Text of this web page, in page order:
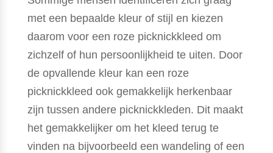
met een bepaalde kleur of stijl en kiezen
daarom voor een roze picknickkleed om
zichzelf of hun persoonlijkheid te uiten. Door
de opvallende kleur kan een roze
picknickkleed ook gemakkelijk herkenbaar
zijn tussen andere picknickkleden. Dit maakt
het gemakkelijker om het kleed terug te
vinden na bijvoorbeeld een wandeling of een